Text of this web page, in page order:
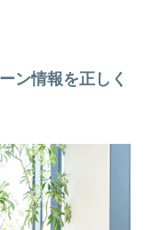
ン情報を正しく